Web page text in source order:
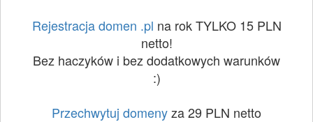
Rejestracja domen .pl na rok TYLKO 15 PLN
netto!
Bez haczyków i bez dodatkowych warunków
:)
Przechwytuj domenyza 29 PLN netto